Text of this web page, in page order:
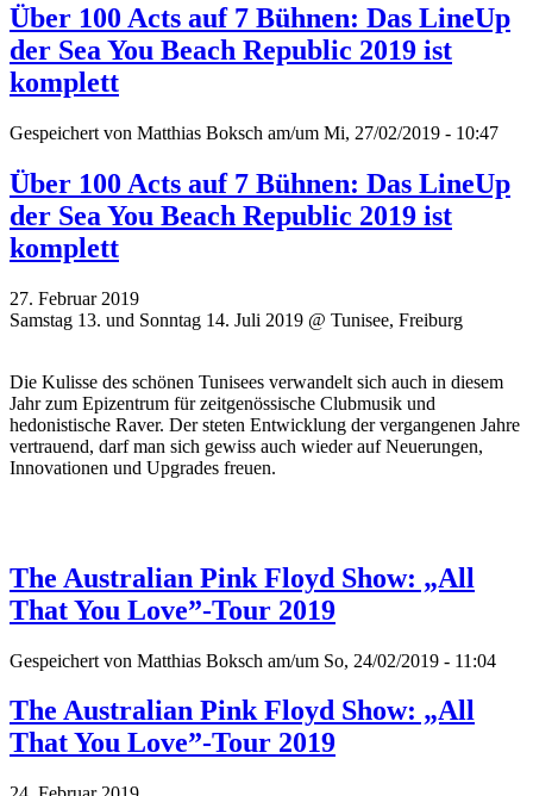
Über 100 Acts auf 7 Bühnen: Das LineUp
der Sea You Beach Republic 2019 ist
komplett
Gespeichert von Matthias Boksch am/um Mi, 27/02/2019 - 10:47
Über 100 Acts auf 7 Bühnen: Das LineUp
der Sea You Beach Republic 2019 ist
komplett
27. Februar 2019
Samstag 13. und Sonntag 14. Juli 2019 @ Tunisee, Freiburg
Die Kulisse des schönen Tunisees verwandelt sich auch in diesem
Jahr zum Epizentrum für zeitgenössische Clubmusik und
hedonistische Raver. Der steten Entwicklung der vergangenen Jahre
vertrauend, darf man sich gewiss auch wieder auf Neuerungen,
Innovationen und Upgrades freuen.
The Australian Pink Floyd Show: „All
That You Love”-Tour 2019
Gespeichert von Matthias Boksch am/um So, 24/02/2019 - 11:04
The Australian Pink Floyd Show: „All
That You Love”-Tour 2019